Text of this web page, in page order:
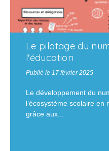
Le pilotage du
l'éducation
Publié le 17 février 2025
Le développement du
l’écosystème scolaire en
grâce aux...